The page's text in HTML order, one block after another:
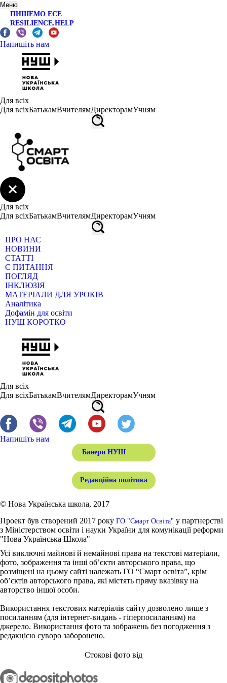
Меню
ПИШЕМО ЕСЕ
RESILIENCE.HELP
Напишіть нам
Для всіх
Для всіхБатькамВчителямДиректорамУчням
Для всіх
Для всіхБатькамВчителямДиректорамУчням
ПРО НАС
НОВИНИ
СТАТТІ
Є ПИТАННЯ
ПОГЛЯД
ІНКЛЮЗІЯ
МАТЕРІАЛИ ДЛЯ УРОКІВ
Аналітика
Дофамін для освіти
НУШ КОРОТКО
Для всіх
Для всіхБатькамВчителямДиректорамУчням
Напишіть нам
Банери НУШ
Редакційна політика
© Нова Українська школа, 2017
Проект був створений 2017 року ГО "Смарт Освіта" у партнерстві
з Міністерством освіти і науки України для комунікації реформи
"Нова Українська Школа"
Усі виключні майнові й немайнові права на текстові матеріали,
фото, зображення та інші об’єкти авторського права, що
розміщені на цьому сайті належать ГО “Смарт освіта”, крім
об’єктів авторського права, які містять пряму вказівку на
авторство іншої особи.
Використання текстових матеріалів сайту дозволено лише з
посиланням (для інтернет-видань - гіперпосиланням) на
джерело. Використання фото та зображень без погодження з
редакцією суворо заборонено.
Стокові фото від